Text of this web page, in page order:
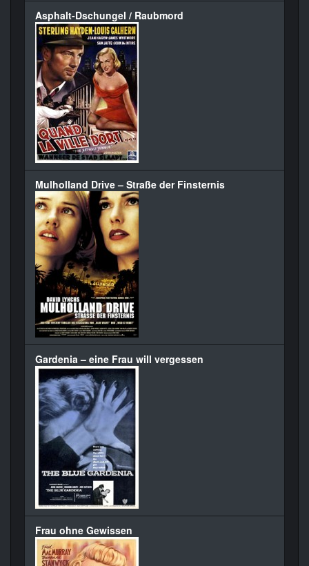
Asphalt-Dschungel / Raubmord
Mulholland Drive – Straße der Finsternis
Gardenia – eine Frau will vergessen
Frau ohne Gewissen